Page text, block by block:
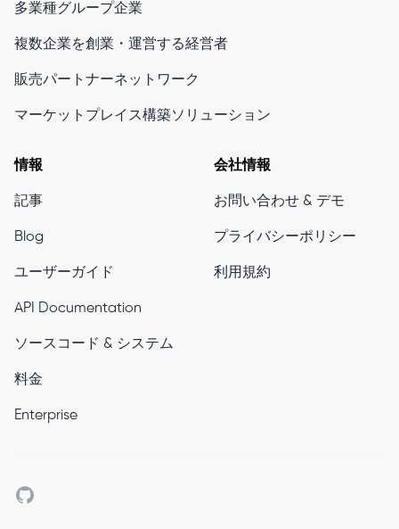
多業種グループ企業
複数企業を創業・運営する経営者
販売パートナーネットワーク
マーケットプレイス構築ソリューション
情報
記事
Blog
ユーザーガイド
API Documentation
ソースコード & システム
料金
Enterprise
会社情報
お問い合わせ & デモ
プライバシーポリシー
利用規約
Github